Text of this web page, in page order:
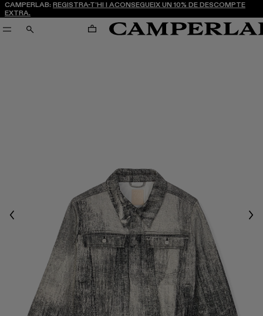
CAMPERLAB: REGISTRA-T’HI I ACONSEGUEIX UN 10% DE DESCOMPTE
EXTRA.
CERCA CARRO
Previous